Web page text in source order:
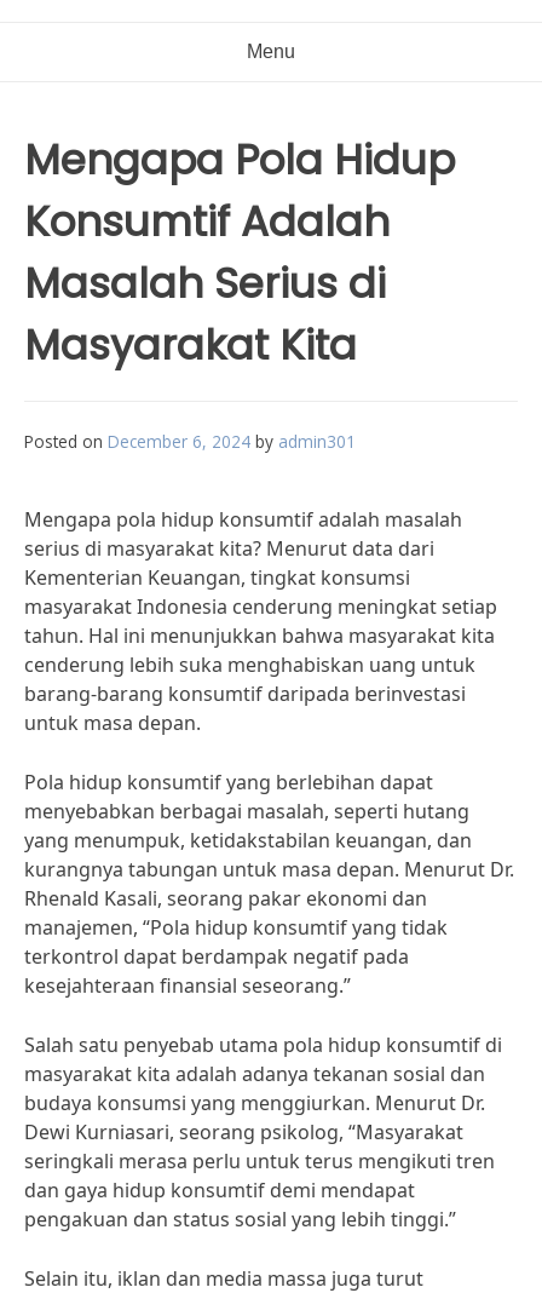
Menu
Mengapa Pola Hidup
Konsumtif Adalah
Masalah Serius di
Masyarakat Kita
Posted on December 6, 2024 by admin301
Mengapa pola hidup konsumtif adalah masalah
serius di masyarakat kita? Menurut data dari
Kementerian Keuangan, tingkat konsumsi
masyarakat Indonesia cenderung meningkat setiap
tahun. Hal ini menunjukkan bahwa masyarakat kita
cenderung lebih suka menghabiskan uang untuk
barang-barang konsumtif daripada berinvestasi
untuk masa depan.
Pola hidup konsumtif yang berlebihan dapat
menyebabkan berbagai masalah, seperti hutang
yang menumpuk, ketidakstabilan keuangan, dan
kurangnya tabungan untuk masa depan. Menurut Dr.
Rhenald Kasali, seorang pakar ekonomi dan
manajemen, “Pola hidup konsumtif yang tidak
terkontrol dapat berdampak negatif pada
kesejahteraan finansial seseorang.”
Salah satu penyebab utama pola hidup konsumtif di
masyarakat kita adalah adanya tekanan sosial dan
budaya konsumsi yang menggiurkan. Menurut Dr.
Dewi Kurniasari, seorang psikolog, “Masyarakat
seringkali merasa perlu untuk terus mengikuti tren
dan gaya hidup konsumtif demi mendapat
pengakuan dan status sosial yang lebih tinggi.”
Selain itu, iklan dan media massa juga turut